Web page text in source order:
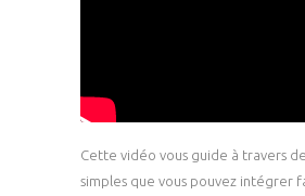
Cette vidéo vous guide à travers
simples que vous pouvez intégrer